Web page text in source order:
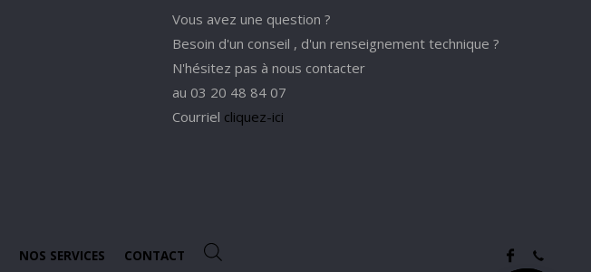
Vous avez une question ?
Besoin d'un conseil , d'un renseignement technique ?
N'hésitez pas à nous contacter
au 03 20 48 84 07
Courriel cliquez-ici
NOS SERVICES CONTACT